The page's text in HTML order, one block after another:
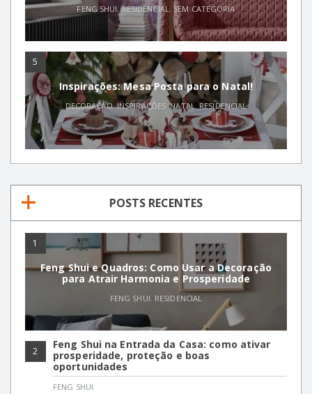
FENG SHUI,RESIDENCIAL,SEM CATEGORIA
5
Inspirações: Mesa Posta para o Natal!
DECORAÇÃO,INSPIRAÇÕES ,NATAL,RESIDENCIAL
POSTS RECENTES
1
Feng Shui e Quadros: Como Usar a Decoração
para Atrair Harmonia e Prosperidade
FENG SHUI, RESIDENCIAL
2
Feng Shui na Entrada da Casa: como ativar
prosperidade, proteção e boas
oportunidades
FENG SHUI